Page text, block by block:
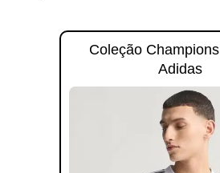
Coleção
Adidas